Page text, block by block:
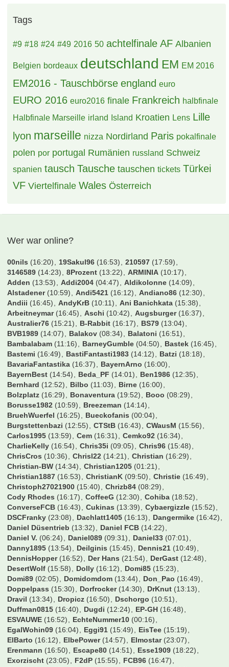
Finale
Biete 2 Mal Frankreich - Island Viertelfinale, Kategorie 2
4 Antworten, 12.830 Zugriffe, Vor 10 Jahren
4 Antworten, 12.799 Zugriffe, Vor 10 Jahren
S: Österreich-Ungarn / Ö-P B Österreich-Island
Biete 5x D-Ukraine, 8x D-Polen, 4x D- Nordirland, 2x
Österreich- Island, 2x Albanien - Schweiz, 2x AF Lille,7x
38 Antworten, 10.565 Zugriffe, Vor 10 Jahren
S #1 Eröffnungsspiel und #5 je 2 Tickets / B #9 und #43 AF
Belgien bordeaux deutschland EM EM 2016
EM2016 - Tauschbörse england euro
EURO 2016 euro2016 finale Frankreich halbfinale
Halbfinale Marseille irland Island Kroatien Lens
lyon marseille nizza Nordirland Paris pokalfinale
polen por portugal Rumänien russland Schweiz
spanien tausch Tausche tauschen tickets Türkei
VF Viertelfinale Wales Österreich
Wer war online?
00nils(16:20) 19Sakul96(16:53) 210597(17:59)
3146589(14:23) 8Prozent(13:22) ARMINIA(10:17)
Adden(13:53) Addi2004(04:47) Aldikolonne
Alstadener(10:59) Andi5421(16:12) Andiano86(12:30)
Andiii(16:45) AndyKrB(10:11) Ani Banichkata(15:38)
Arbeitneymar(16:45) Aschi(10:42) Augsburger(16:37)
Australier76(15:21) B-Rabbit(16:17) BS79(13:04)
BVB1989 (14:07) Balakov(08:34) Balatoni(16:51)
Bambalabam(11:16) BarneyGumble(04:50) Bastek(16:45)
Bastemi(16:49) BastiFantasti1983(14:12) Batzi(18:18)
BavariaFantastika(16:37) BayernArno(16:00)
BayernBest(14:54) Beda_PF(14:01) Ben1986(12:35)
Bernhard(12:52) Bilbo(11:03) Birne(16:00)
Bolzplatz(16:29) Bonaventura (19:52) Booo(08:29)
Borusse1982(10:59) Breezeman(14:14)
BruehWuerfel(16:25) Bueckofanis (00:04)
Burgstettenbazi(12:55) CTStB(16:43) CWausM(15:56)
Carlos1995(13:59) Cem(16:31) Cemko92(16:34)
CharlieKelly(16:54) Chris35i (09:05) Chris96(15:48)
ChrisCros(10:36) Chrisl22(14:21) Christian(16:29)